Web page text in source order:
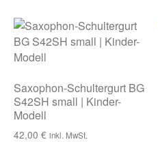
Saxophon-Schultergurt BG
S42SH small | Kinder-
Modell
42,00 € inkl. MwSt.